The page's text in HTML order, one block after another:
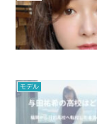
モデル